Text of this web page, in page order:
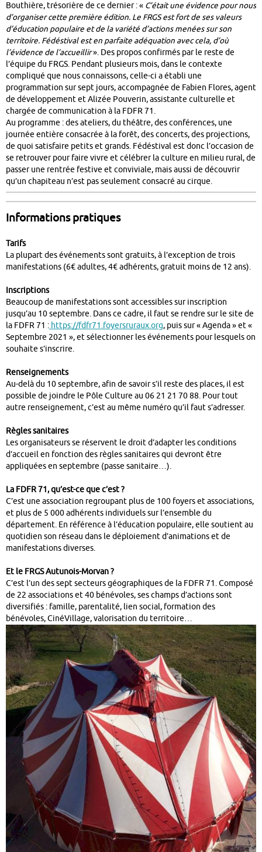
Bouthière, trésorière de ce dernier : « C’était une évidence pour nous
d’organiser cette première édition. Le FRGS est fort de ses valeurs
d’éducation populaire et de la variété d’actions menées sur son
territoire. Fédéstival est en parfaite adéquation avec cela, d’où
l’évidence de l’accueillir». Des propos confirmés par le reste de
l’équipe du FRGS. Pendant plusieurs mois, dans le contexte
compliqué que nous connaissons, celle-ci a établi une
programmation sur sept jours, accompagnée de Fabien Flores, agent
de développement et Alizée Pouverin, assistante culturelle et
chargée de communication à la FDFR 71.
Au programme : des ateliers, du théâtre, des conférences, une
journée entière consacrée à la forêt, des concerts, des projections,
de quoi satisfaire petits et grands. Fédéstival est donc l’occasion de
se retrouver pour faire vivre et célébrer la culture en milieu rural, de
passer une rentrée festive et conviviale, mais aussi de découvrir
qu’un chapiteau n’est pas seulement consacré au cirque.
Informations pratiques
Tarifs
La plupart des événements sont gratuits, à l’exception de trois
manifestations (6€ adultes, 4€ adhérents, gratuit moins de 12 ans).
Inscriptions
Beaucoup de manifestations sont accessibles sur inscription
jusqu’au 10 septembre. Dans ce cadre, il faut se rendre sur le site de
la FDFR 71 : https://fdfr71.foyersruraux.org, puis sur « Agenda » et «
Septembre 2021 », et sélectionner les événements pour lesquels on
souhaite s’inscrire.
Renseignements
Au-delà du 10 septembre, afin de savoir s’il reste des places, il est
possible de joindre le Pôle Culture au 06 21 21 70 88. Pour tout
autre renseignement, c’est au même numéro qu’il faut s’adresser.
Règles sanitaires
Les organisateurs se réservent le droit d’adapter les conditions
d’accueil en fonction des règles sanitaires qui devront être
appliquées en septembre (passe sanitaire…).
La FDFR 71, qu’est-ce que c’est ?
C’est une association regroupant plus de 100 foyers et associations,
et plus de 5 000 adhérents individuels sur l’ensemble du
département. En référence à l’éducation populaire, elle soutient au
quotidien son réseau dans le déploiement d’animations et de
manifestations diverses.
Et le FRGS Autunois-Morvan ?
C’est l’un des sept secteurs géographiques de la FDFR 71. Composé
de 22 associations et 40 bénévoles, ses champs d’actions sont
diversifiés : famille, parentalité, lien social, formation des
bénévoles, CinéVillage, valorisation du territoire…